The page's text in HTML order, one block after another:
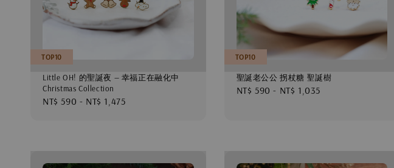
TOP10
Little OH! 的聖誕夜 — 幸福正在融化中
Christmas Collection
Regular
NT$ 590 - NT$ 1,475
TOP10
聖誕老公公 拐杖糖 聖誕樹
Regular
NT$ 590 - NT$ 1,035